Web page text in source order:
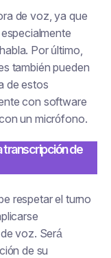
de voz, ya que
Por último,
también pueden
de estos
con software
un micrófono.
transcripción de
respetar el turno
voz. Será
de su